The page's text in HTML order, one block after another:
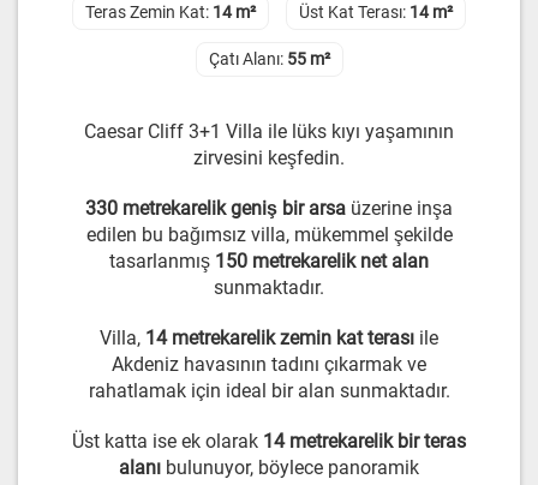
Teras Zemin Kat: 14 m² Üst Kat Terası: 14 m²
Çatı Alanı: 55 m²
Caesar Cliff 3+1 Villa ile lüks kıyı yaşamının
zirvesini keşfedin.
330 metrekarelik geniş bir arsa üzerine inşa
edilen bu bağımsız villa, mükemmel şekilde
tasarlanmış 150 metrekarelik net alan
sunmaktadır.
Villa, 14 metrekarelik zemin kat terası ile
Akdeniz havasının tadını çıkarmak ve
rahatlamak için ideal bir alan sunmaktadır.
Üst katta ise ek olarak 14 metrekarelik bir teras
alanı bulunuyor, böylece panoramik